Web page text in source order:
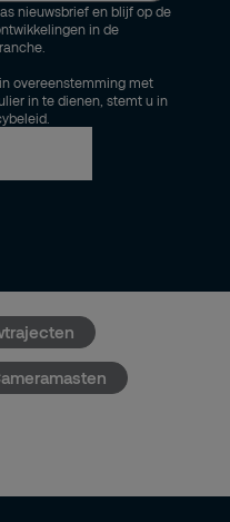
nieuwsbrief en blijf op de
in de
overeenstemming met
in te dienen, stemt u in